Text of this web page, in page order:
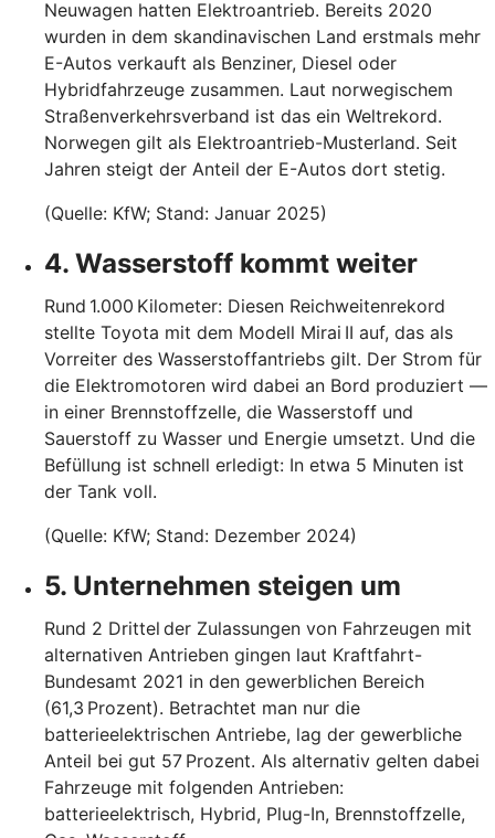
Neuwagen hatten Elektroantrieb. Bereits 2020
wurden in dem skandinavischen Land erstmals mehr
E-Autos verkauft als Benziner, Diesel oder
Hybridfahrzeuge zusammen. Laut norwegischem
Straßenverkehrsverband ist das ein Weltrekord.
Norwegen gilt als Elektroantrieb-Musterland. Seit
Jahren steigt der Anteil der E-Autos dort stetig.
(Quelle: KfW; Stand: Januar 2025)
4. Wasserstoff kommt weiter
Rund 1.000 Kilometer: Diesen Reichweitenrekord
stellte Toyota mit dem Modell Mirai II auf, das als
Vorreiter des Wasserstoffantriebs gilt. Der Strom für
die Elektromotoren wird dabei an Bord produziert —
in einer Brennstoffzelle, die Wasserstoff und
Sauerstoff zu Wasser und Energie umsetzt. Und die
Befüllung ist schnell erledigt: In etwa 5 Minuten ist
der Tank voll.
(Quelle: KfW; Stand: Dezember 2024)
5. Unternehmen steigen um
Rund 2 Drittel der Zulassungen von Fahrzeugen mit
alternativen Antrieben gingen laut Kraftfahrt-
Bundesamt 2021 in den gewerblichen Bereich
(61,3 Prozent). Betrachtet man nur die
batterieelektrischen Antriebe, lag der gewerbliche
Anteil bei gut 57 Prozent. Als alternativ gelten dabei
Fahrzeuge mit folgenden Antrieben:
batterieelektrisch, Hybrid, Plug-In, Brennstoffzelle,